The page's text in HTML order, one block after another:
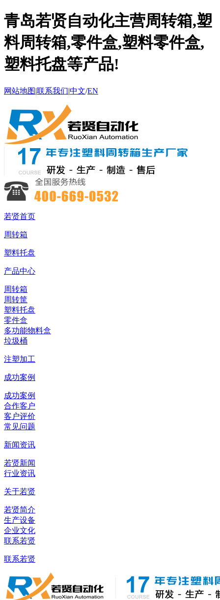
青岛若贤自动化主营周转箱,塑
料周转箱,零件盒,塑料零件盒,
塑料托盘等产品!
网站地图|联系我们|中文/EN
若贤首页
周转箱
塑料托盘
产品中心
周转箱
周转筐
塑料托盘
零件盒
多功能物料盒
垃圾桶
注塑加工
成功案例
成功案例
合作客户
客户评价
常见问题
新闻资讯
若贤新闻
行业资讯
关于若贤
若贤简介
生产设备
企业文化
联系若贤
联系若贤